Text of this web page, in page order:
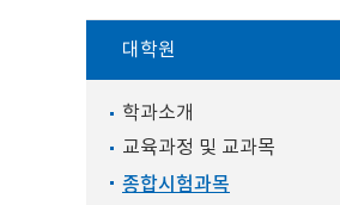
대학원
학과소개
교육과정 및 교과목
종합시험과목